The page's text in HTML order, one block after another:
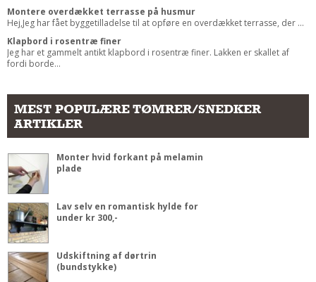
Montere overdækket terrasse på husmur
Hej,Jeg har fået byggetilladelse til at opføre en overdækket terrasse, der ...
Klapbord i rosentræ finer
Jeg har et gammelt antikt klapbord i rosentræ finer. Lakken er skallet af
fordi borde...
MEST POPULÆRE TØMRER/SNEDKER
ARTIKLER
Monter hvid forkant på melamin
plade
Lav selv en romantisk hylde for
under kr 300,-
Udskiftning af dørtrin
(bundstykke)